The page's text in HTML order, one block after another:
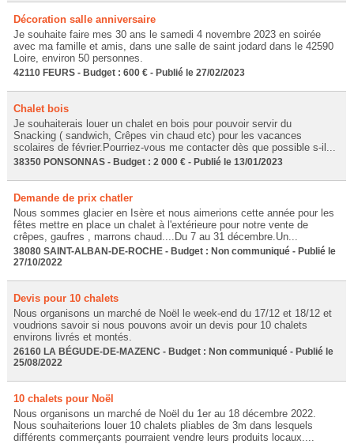
Décoration salle anniversaire
Je souhaite faire mes 30 ans le samedi 4 novembre 2023 en soirée
avec ma famille et amis, dans une salle de saint jodard dans le 42590
Loire, environ 50 personnes.
42110 FEURS - Budget : 600 € - Publié le 27/02/2023
Chalet bois
Je souhaiterais louer un chalet en bois pour pouvoir servir du
Snacking ( sandwich, Crêpes vin chaud etc) pour les vacances
scolaires de février.Pourriez-vous me contacter dès que possible s-il...
38350 PONSONNAS - Budget : 2 000 € - Publié le 13/01/2023
Demande de prix chatler
Nous sommes glacier en Isère et nous aimerions cette année pour les
fêtes mettre en place un chalet à l'extérieure pour notre vente de
crêpes, gaufres , marrons chaud....Du 7 au 31 décembre.Un...
38080 SAINT-ALBAN-DE-ROCHE - Budget : Non communiqué - Publié le
27/10/2022
Devis pour 10 chalets
Nous organisons un marché de Noël le week-end du 17/12 et 18/12 et
voudrions savoir si nous pouvons avoir un devis pour 10 chalets
environs livrés et montés.
26160 LA BÉGUDE-DE-MAZENC - Budget : Non communiqué - Publié le
25/08/2022
10 chalets pour Noël
Nous organisons un marché de Noël du 1er au 18 décembre 2022.
Nous souhaiterions louer 10 chalets pliables de 3m dans lesquels
différents commerçants pourraient vendre leurs produits locaux....